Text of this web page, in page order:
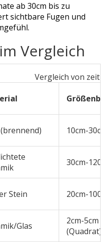
ab 30cm bis zu
sichtbare Fugen und
Vergleich
Vergleich von
10cm-30cm
30cm-
Stein 20cm-
Glas
2cm-5cm
(Quadrat)